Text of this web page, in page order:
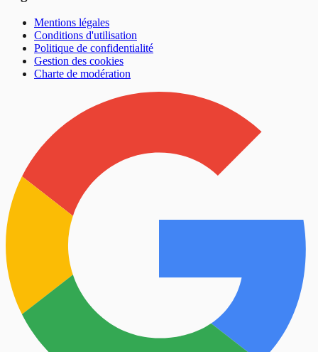
Mentions légales
Conditions d'utilisation
Politique de confidentialité
Gestion des cookies
Charte de modération